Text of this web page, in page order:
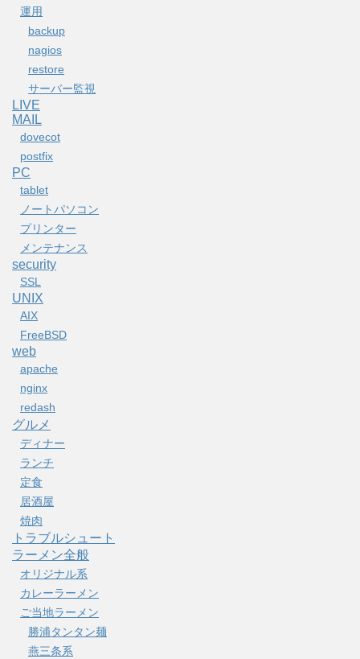
運用
backup
nagios
restore
サーバー監視
LIVE
MAIL
dovecot
postfix
PC
tablet
ノートパソコン
プリンター
メンテナンス
security
SSL
UNIX
AIX
FreeBSD
web
apache
nginx
redash
グルメ
ディナー
ランチ
定食
居酒屋
焼肉
トラブルシュート
ラーメン全般
オリジナル系
カレーラーメン
ご当地ラーメン
勝浦タンタン麺
燕三条系